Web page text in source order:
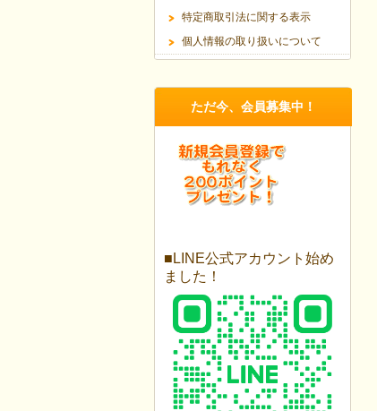
特定商取引法に関する表示
個人情報の取り扱いについて
ただ今、会員募集中！
■LINE公式アカウント始め
ました！